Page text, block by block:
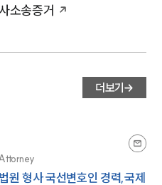
소송증거
더보기
원 형사 국선변호인 경력,국제